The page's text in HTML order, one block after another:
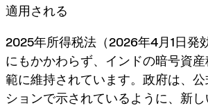
適用される
2025年所得税法 （2026年4月1日発
にもかかわらず、インドの暗号資
範に維持されています。政府は、
ションで示されているように、新